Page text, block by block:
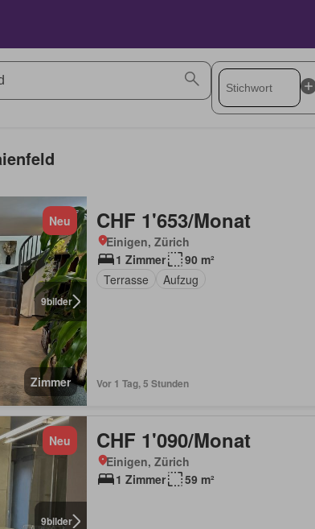
9bilder
Neu
Zimmer
CHF 1'653/Monat
Einigen, Zürich
1 Zimmer
90 m²
Terrasse
Aufzug
Vor 1 Tag, 5 Stunden
9bilder
Neu CHF 1'090/Monat
Einigen, Zürich
1 Zimmer
59 m²